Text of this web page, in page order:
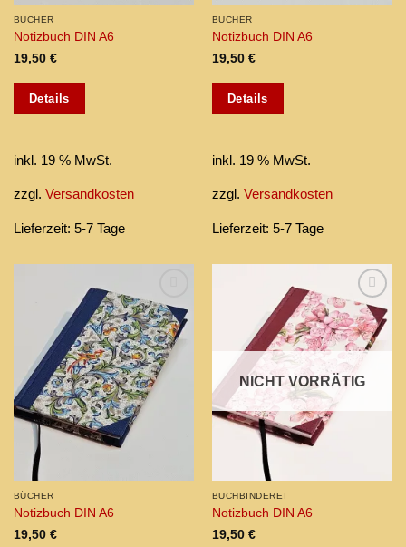
BÜCHER
Notizbuch DIN A6
19,50 €
Details
inkl. 19 % MwSt.
zzgl. Versandkosten
Lieferzeit: 5-7 Tage
BÜCHER
Notizbuch DIN A6
19,50 €
Details
inkl. 19 % MwSt.
zzgl. Versandkosten
Lieferzeit: 5-7 Tage
Add to
wishlist
BÜCHER
Notizbuch DIN A6
19,50 €
Add to
wishlist
NICHT VORRÄTIG
BUCHBINDEREI
Notizbuch DIN A6
19,50 €